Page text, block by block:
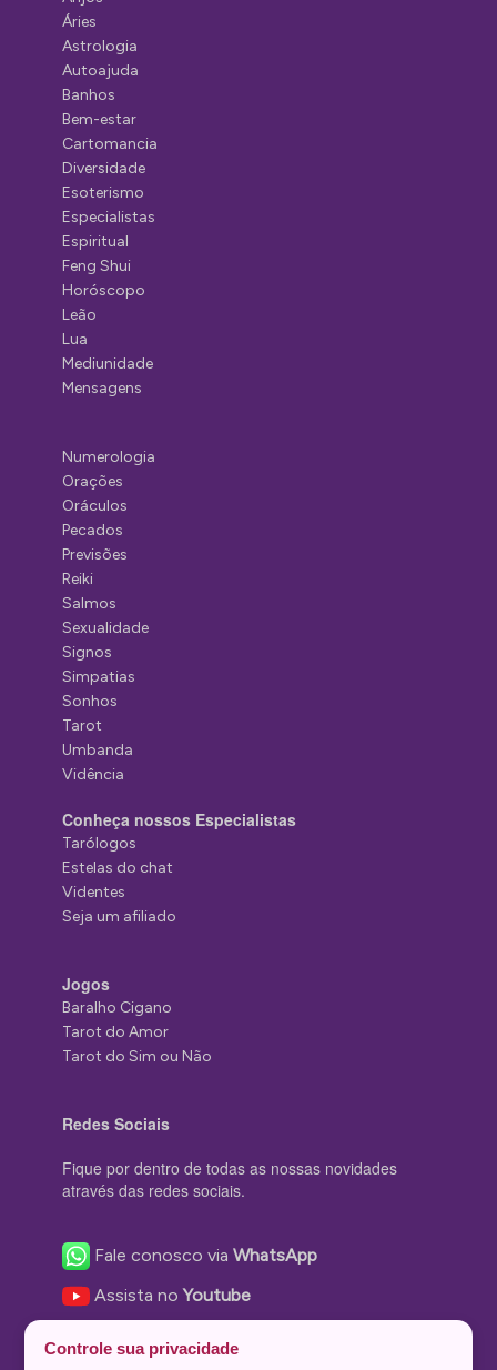
Áries
Astrologia
Autoajuda
Banhos
Bem-estar
Cartomancia
Diversidade
Esoterismo
Especialistas
Espiritual
Feng Shui
Horóscopo
Leão
Lua
Mediunidade
Mensagens
Numerologia
Orações
Oráculos
Pecados
Previsões
Reiki
Salmos
Sexualidade
Signos
Simpatias
Sonhos
Tarot
Umbanda
Vidência
Conheça nossos Especialistas
Tarólogos
Estelas do chat
Videntes
Seja um afiliado
Jogos
Baralho Cigano
Tarot do Amor
Tarot do Sim ou Não
Redes Sociais
Fique por dentro de todas as nossas novidades
através das redes sociais.
Fale conosco viaWhatsApp
Assista noYoutube
Controle sua privacidade